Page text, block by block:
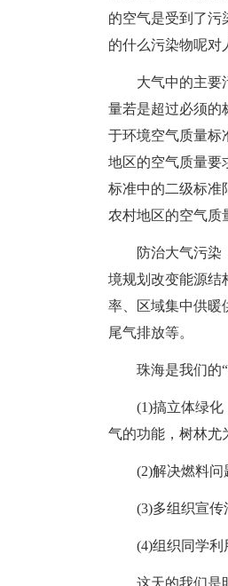
的空气是受到了污
的什么污染物呢对
大气中的主要污
量若是超过必须的
于环境空气质量标
地区的空气质量要
标准中的二级标准
农村地区的空气质
防治大气污染，
境规划改变能源结
率、区域集中供暖
尾气排放等。
珠海是我们的“
(1)搞立体绿化，
气的功能，树林尤
(2)解决燃料问题
(3)多组织宣传活
(4)组织同学利用
这天的我们是明